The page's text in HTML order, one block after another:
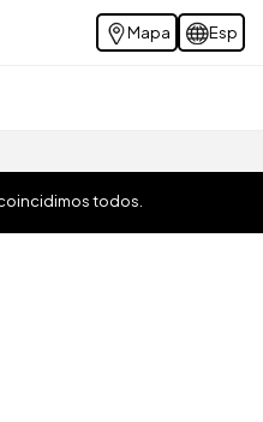
Mapa Esp
todos.